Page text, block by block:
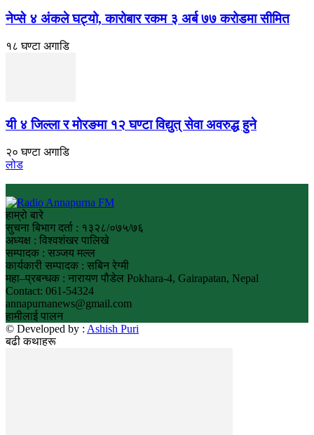
नेप्से ४ अंकले घट्यो, कारोबार रकम ३ अर्ब ७७ करोडमा सीमित
१८ घण्टा अगाडि
यी ४ जिल्ला र मोरङमा १२ घण्टा विद्युत् सेवा अवरुद्ध हुने
२० घण्टा अगाडि
लोड
हाम्रो बारे
सुचना बिभाग दर्ता : १३२८/०७५/७६
अध्यक्ष : विश्वशंखर पालिखे
सम्पादक : सञ्जय मल्ल
कार्यकारी सम्पादक : सबिन रेग्मी
महा–प्रबन्धक : नारायण पौडेल Pokhara-4, Gairapatan, Nepal
Contact: 061-54324
annapurnanews@gmail.com
हामीलाई पालन
© Developed by : Ashish Puri
बढी कथाहरू